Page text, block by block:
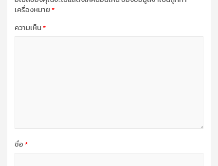
เครื่องหมาย*
ความเห็น*
ชื่อ*